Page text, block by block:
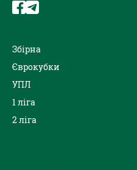
Збірна
Єврокубки
УПЛ
1 ліга
2 ліга